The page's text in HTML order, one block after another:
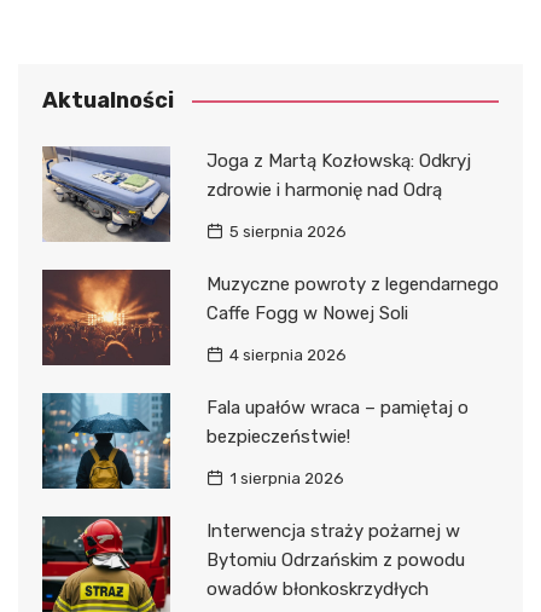
Aktualności
Joga z Martą Kozłowską: Odkryj
zdrowie i harmonię nad Odrą
5 sierpnia 2026
Muzyczne powroty z legendarnego
Caffe Fogg w Nowej Soli
4 sierpnia 2026
Fala upałów wraca – pamiętaj o
bezpieczeństwie!
1 sierpnia 2026
Interwencja straży pożarnej w
Bytomiu Odrzańskim z powodu
owadów błonkoskrzydłych